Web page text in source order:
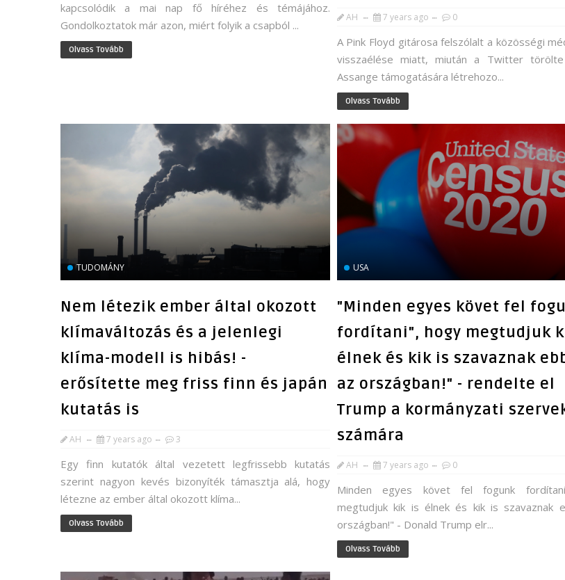
kapcsolódik a mai nap fő híréhez és témájához.
Gondolkoztatok már azon, miért folyik a csapból ...
Olvass Tovább
AH 7 years ago 0
A Pink Floyd gitárosa felszólalt a közösségi
visszaélése miatt, miután a Twitter törölte
Assange támogatására létrehozo...
Olvass Tovább
TUDOMÁNY
Nem létezik ember által okozott
klímaváltozás és a jelenlegi
klíma-modell is hibás! -
erősítette meg friss finn és japán
kutatás is
AH 7 years ago 3
Egy finn kutatók által vezetett legfrissebb kutatás
szerint nagyon kevés bizonyíték támasztja alá, hogy
létezne az ember által okozott klíma...
Olvass Tovább
USA
"Minden egyes követ fel
fordítani", hogy megtudjuk
élnek és kik is szavaznak
az országban!" - rendelte el
Trump a kormányzati
számára
AH 7 years ago 0
Minden egyes követ fel fogunk
megtudjuk kik is élnek és kik is szavaznak
országban!" - Donald Trump elr...
Olvass Tovább